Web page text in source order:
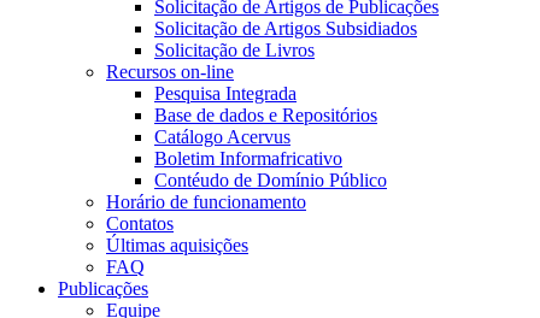
Solicitação de Artigos de Publicações
Solicitação de Artigos Subsidiados
Solicitação de Livros
Recursos on-line
Pesquisa Integrada
Base de dados e Repositórios
Catálogo Acervus
Boletim Informafricativo
Contéudo de Domínio Público
Horário de funcionamento
Contatos
Últimas aquisições
FAQ
Publicações
Equipe